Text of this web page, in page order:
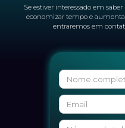
Se estiver interessado em
economizar tempo e
entraremos em